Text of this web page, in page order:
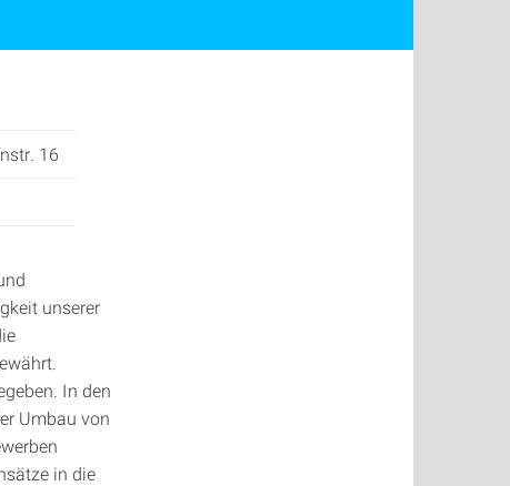
16
unserer
In den
Umbau von
in die